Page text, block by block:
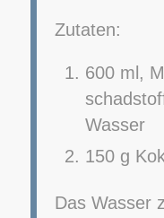
Zutaten:
600 ml,
Wasser
150 g
Das Wasser